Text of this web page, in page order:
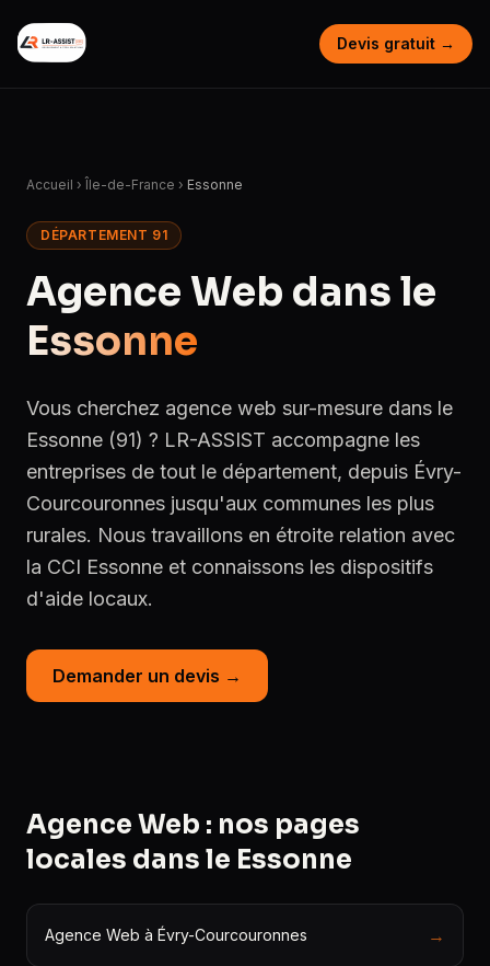
Devis gratuit →
Accueil › Île-de-France › Essonne
DÉPARTEMENT 91
Agence Web dans le
Essonne
Vous cherchez agence web sur-mesure dans le
Essonne (91) ? LR-ASSIST accompagne les
entreprises de tout le département, depuis Évry-
Courcouronnes jusqu'aux communes les plus
rurales. Nous travaillons en étroite relation avec
la CCI Essonne et connaissons les dispositifs
d'aide locaux.
Demander un devis →
Agence Web : nos pages
locales dans le Essonne
Agence Web à Évry-Courcouronnes →